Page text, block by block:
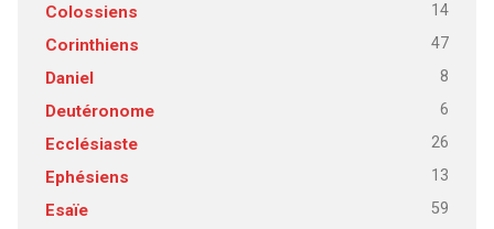
Colossiens 14
Corinthiens 47
Daniel 8
Deutéronome 6
Ecclésiaste 26
Ephésiens 13
Esaïe 59